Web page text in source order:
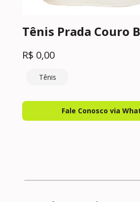
Tênis Prada Couro
R$ 0,00
Tênis
Fale Conosco via